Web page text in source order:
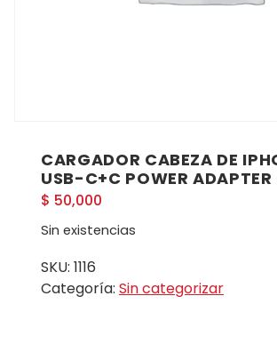
CARGADOR CABEZA DE
USB-C+C POWER
$ 50,000
Sin existencias
SKU: 1116
Categoría: Sin categorizar